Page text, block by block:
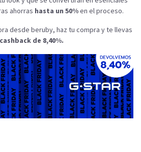
ahorras hasta un 50%en el proceso.
desde beruby, haz tu compra y te llevas
cashback de 8,40%.